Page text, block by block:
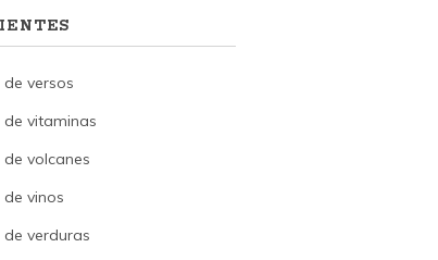
versos
de vitaminas
volcanes
vinos
verduras